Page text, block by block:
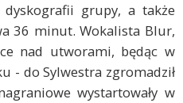
grupy, a także
36 minut. Wokalista Blur,
nad utworami, będąc w
- do Sylwestra zgromadził
wystartowały w